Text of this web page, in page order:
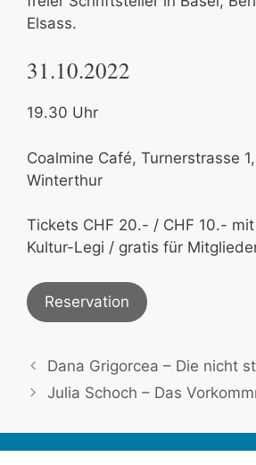
Elsass.
31.10.2022
19.30 Uhr
Coalmine Café, Turnerstrasse
Winterthur
Tickets CHF 20.- / CHF 10.-
Kultur-Legi / gratis für
Reservation
Dana Grigorcea – Die nicht
Julia Schoch – Das